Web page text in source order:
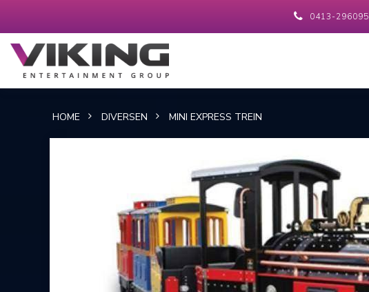
0413-296095
HOME DIVERSEN MINI EXPRESS TREIN